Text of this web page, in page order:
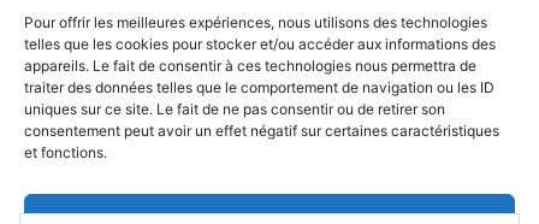
Pour offrir les meilleures expériences, nous utilisons des technologies
telles que les cookies pour stocker et/ou accéder aux informations des
appareils. Le fait de consentir à ces technologies nous permettra de
traiter des données telles que le comportement de navigation ou les ID
uniques sur ce site. Le fait de ne pas consentir ou de retirer son
consentement peut avoir un effet négatif sur certaines caractéristiques
et fonctions.
Sortie oratorienne du 8 mai . Both comments and
trackbacks are currently closed.
← Previous